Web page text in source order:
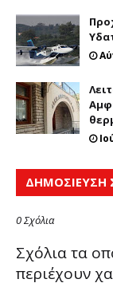
ΔΗΜΟΣΊΕΥΣΗ
0 Σχόλια
Σχόλια τα
περιέχουν